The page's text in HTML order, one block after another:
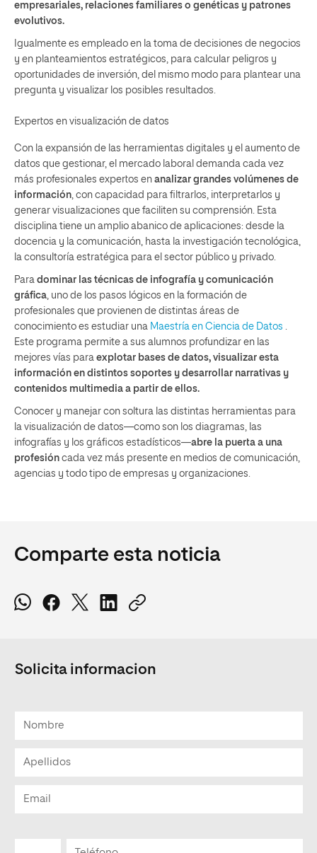
empresariales, relaciones familiares o genéticas y patrones
evolutivos.
Igualmente es empleado en la toma de decisiones de negocios
y en planteamientos estratégicos, para calcular peligros y
oportunidades de inversión, del mismo modo para plantear una
pregunta y visualizar los posibles resultados.
Expertos en visualización de datos
Con la expansión de las herramientas digitales y el aumento de
datos que gestionar, el mercado laboral demanda cada vez
más profesionales expertos en analizar grandes volúmenes de
información , con capacidad para filtrarlos, interpretarlos y
generar visualizaciones que faciliten su comprensión. Esta
disciplina tiene un amplio abanico de aplicaciones: desde la
docencia y la comunicación, hasta la investigación tecnológica,
la consultoría estratégica para el sector público y privado.
Para dominar las técnicas de infografía y comunicación
gráfica , uno de los pasos lógicos en la formación de
profesionales que provienen de distintas áreas de
conocimiento es estudiar una Maestría en Ciencia de Datos
Este programa permite a sus alumnos profundizar en las
mejores vías para explotar bases de datos, visualizar esta
información en distintos soportes y desarrollar narrativas y
contenidos multimedia a partir de ellos.
Conocer y manejar con soltura las distintas herramientas para
la visualización de datos—como son los diagramas, las
infografías y los gráficos estadísticos—abre la puerta a una
profesión cada vez más presente en medios de comunicación,
agencias y todo tipo de empresas y organizaciones.
Comparte esta noticia
Solicita informacion